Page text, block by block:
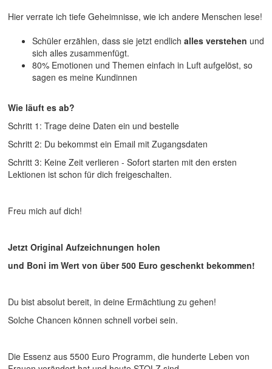
Hier verrate ich tiefe Geheimnisse, wie ich andere Menschen lese!
Schüler erzählen, dass sie jetzt endlich alles verstehen und
sich alles zusammenfügt.
80% Emotionen und Themen einfach in Luft aufgelöst, so
sagen es meine Kundinnen
Wie läuft es ab?
Schritt 1: Trage deine Daten ein und bestelle
Schritt 2: Du bekommst ein Email mit Zugangsdaten
Schritt 3: Keine Zeit verlieren - Sofort starten mit den ersten
Lektionen ist schon für dich freigeschalten.
Freu mich auf dich!
Jetzt Original Aufzeichnungen holen
und Boni im Wert von über 500 Euro geschenkt bekommen!
Du bist absolut bereit, in deine Ermächtiung zu gehen!
Solche Chancen können schnell vorbei sein.
Die Essenz aus 5500 Euro Programm, die hunderte Leben von